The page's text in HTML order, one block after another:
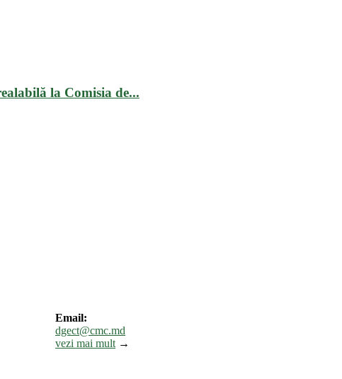
la Comisia de...
Email:
dgect@cmc.md
vezi mai mult →